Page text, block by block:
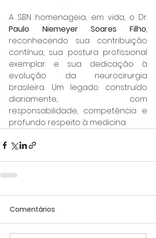
Paulo Niemeyer Soares Filho,
reconhecendo sua contribuição
contínua, sua postura profissional
exemplar e sua dedicação à
evolução da neurocirurgia
brasileira. Um legado construído
diariamente, com
responsabilidade, competência e
profundo respeito à medicina.
Comentários